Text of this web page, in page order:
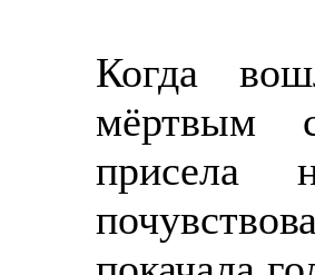
Когда
мёртвым
присела